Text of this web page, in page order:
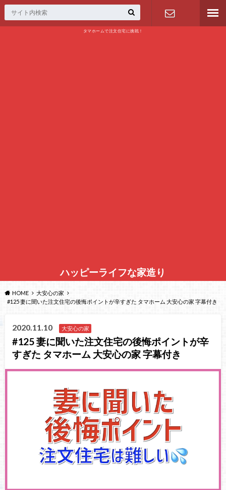
タマホームで注文住宅に挑戦！
ハッピーライフな家造り
HOME
大安心の家
#125 妻に聞いた注文住宅の後悔ポイントが辛すぎた タマホーム 大安心の家 字幕付き
2020.11.10 大安心の家
#125 妻に聞いた注文住宅の後悔ポイントが辛
すぎた タマホーム 大安心の家 字幕付き